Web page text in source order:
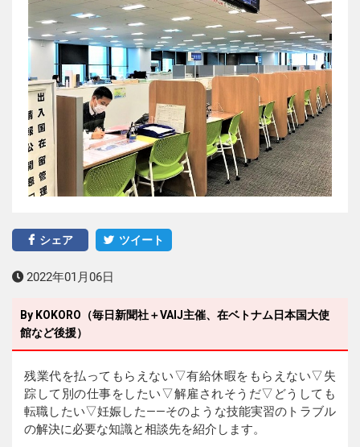
シェア ツイート
2022年01月06日
By KOKORO（毎日新聞社＋VAIJ主催、在ベトナム日本国大使
館など後援）
残業代を払ってもらえない▽有給休暇をもらえない▽失
踪して別の仕事をしたい▽解雇されそうだ▽どうしても
転職したい▽妊娠した――そのような技能実習のトラブル
の解決に必要な知識と相談先を紹介します。